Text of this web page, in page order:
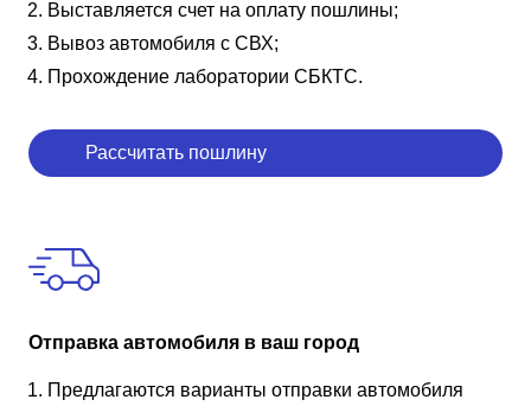
Выставляется счет на оплату пошлины;
Вывоз автомобиля с СВХ;
Прохождение лаборатории СБКТС.
Рассчитать пошлину
Отправка автомобиля в ваш город
Предлагаются варианты отправки автомобиля